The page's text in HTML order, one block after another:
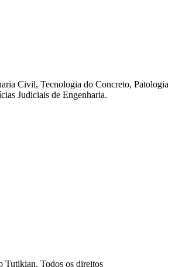
Civil, Tecnologia do Concreto, Patologia
Judiciais de Engenharia.
Tutikian. Todos os direitos